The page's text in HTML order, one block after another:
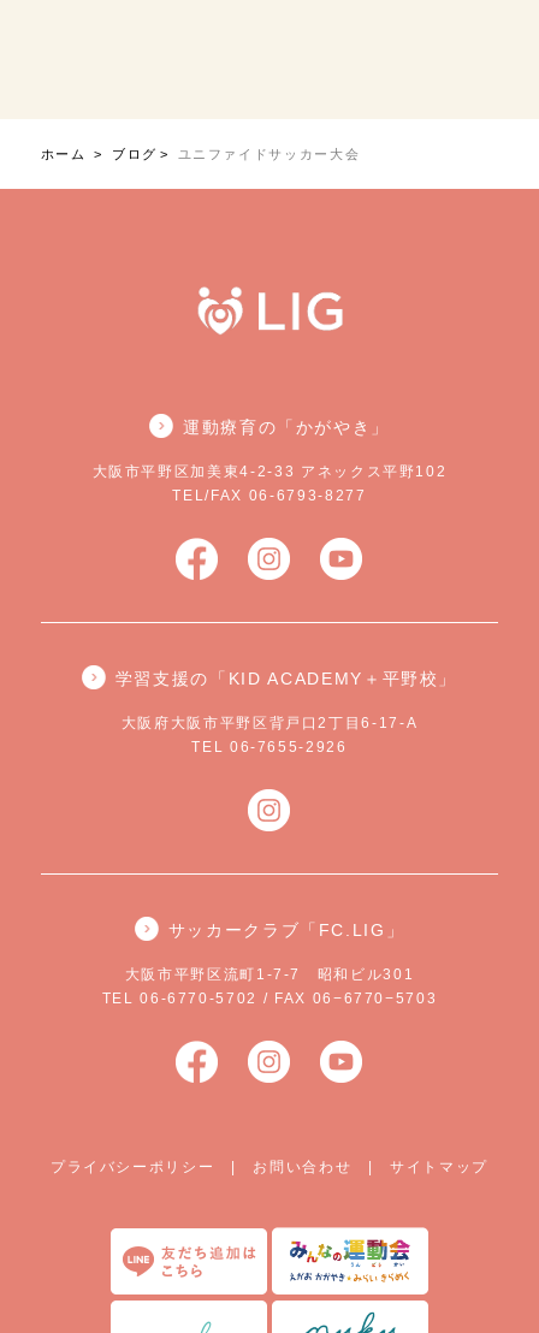
ホーム ブログ ユニファイドサッカー大会
運動療育の「かがやき」
大阪市平野区加美東4-2-33 アネックス平野102
TEL/FAX 06-6793-8277
学習支援の「KID ACADEMY＋平野校」
大阪府大阪市平野区背戸口2丁目6-17-A
TEL 06-7655-2926
サッカークラブ「FC.LIG」
大阪市平野区流町1-7-7 昭和ビル301
TEL 06-6770-5702 / FAX 06−6770−5703
プライバシーポリシー お問い合わせ |サイトマップ